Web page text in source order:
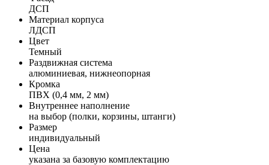
ДСП
Материал корпуса
ЛДСП
Цвет
Темный
Раздвижная система
алюминиевая, нижнеопорная
Кромка
ПВХ (0,4 мм, 2 мм)
Внутреннее наполнение
на выбор (полки, корзины, штанги)
Размер
индивидуальный
Цена
указана за базовую комплектацию